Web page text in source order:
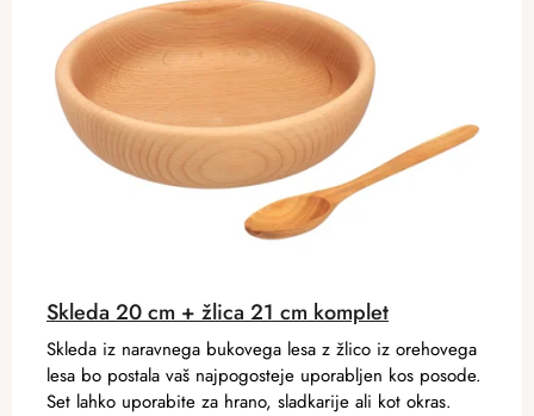
Skleda 20 cm + žlica 21 cm komplet
Skleda iz naravnega bukovega lesa z žlico iz orehovega
lesa bo postala vaš najpogosteje uporabljen kos posode.
Set lahko uporabite za hrano, sladkarije ali kot okras.